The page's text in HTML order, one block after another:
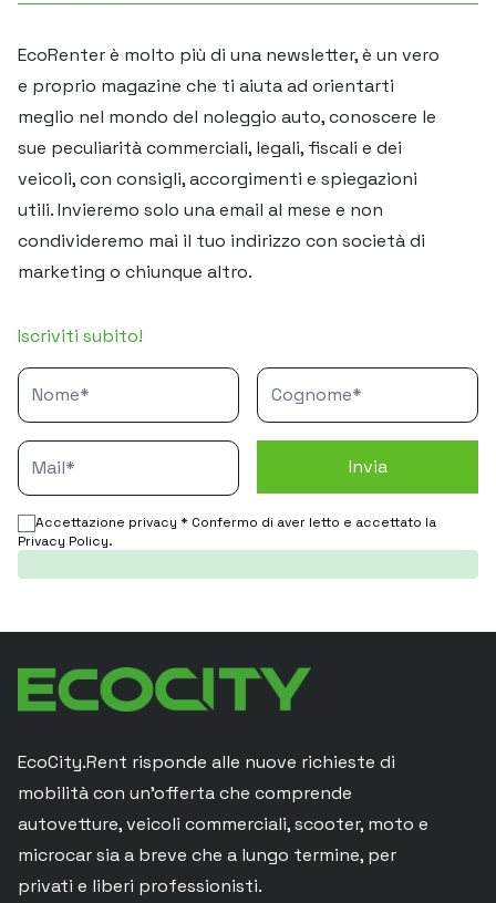
EcoRenter è molto più di una newsletter, è un vero
e proprio magazine che ti aiuta ad orientarti
meglio nel mondo del noleggio auto, conoscere le
sue peculiarità commerciali, legali, fiscali e dei
veicoli, con consigli, accorgimenti e spiegazioni
utili. Invieremo solo una email al mese e non
condivideremo mai il tuo indirizzo con società di
marketing o chiunque altro.
Iscriviti subito!
Accettazione privacy * Confermo di aver letto e accettato la
Privacy Policy.
EcoCity.Rent risponde alle nuove richieste di
mobilità con un’offerta che comprende
autovetture, veicoli commerciali, scooter, moto e
microcar sia a breve che a lungo termine, per
privati e liberi professionisti.